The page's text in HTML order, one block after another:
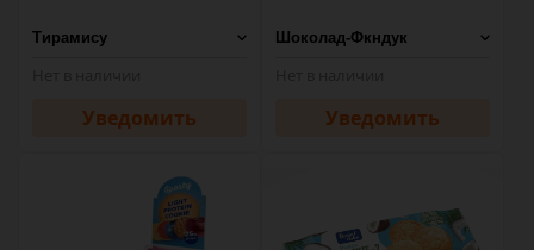
Уведомить Уведомить